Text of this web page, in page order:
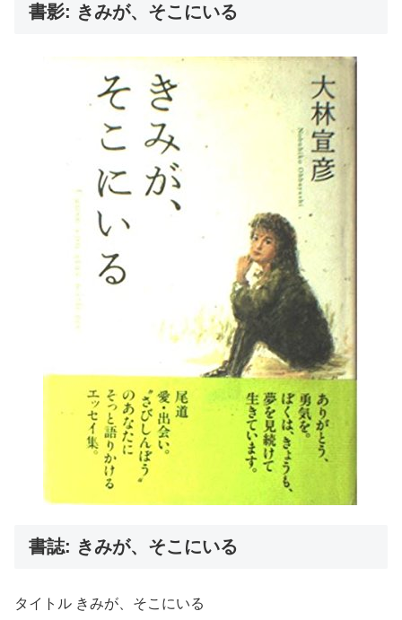
書影: きみが、そこにいる
書誌: きみが、そこにいる
タイトル きみが、そこにいる